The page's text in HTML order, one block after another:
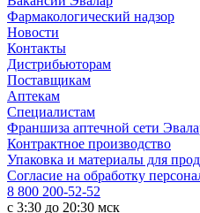
Фармакологический надзор
Новости
Контакты
Дистрибьюторам
Поставщикам
Аптекам
Специалистам
Франшиза аптечной сети
Контрактное производство
Упаковка и материалы для
Согласие на обработку
8 800 200-52-52
c 3:30 до 20:30 мск